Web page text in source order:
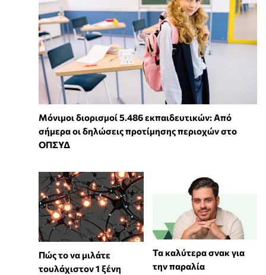
Μόνιμοι διορισμοί 5.486 εκπαιδευτικών: Από
σήμερα οι δηλώσεις προτίμησης περιοχών στο
ΟΠΣΥΔ
⁠Πώς το να μιλάτε
τουλάχιστον 1 ξένη
Τα καλύτερα σνακ για
την παραλία